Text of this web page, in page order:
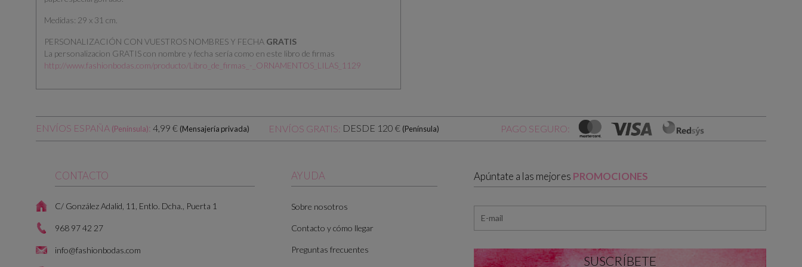
Medidas: 29 x 31 cm.
PERSONALIZACIÓN CON VUESTROS NOMBRES Y FECHA GRATIS
La personalizacion GRATIS con nombre y fecha sería como en este libro de firmas
http://www.fashionbodas.com/producto/Libro_de_firmas_-_ORNAMENTOS_LILAS_1129
ENVÍOS ESPAÑA (Península): 4,99 € (Mensajería privada) ENVÍOS GRATIS: DESDE 120 € (Península) PAGO SEGURO:
CONTACTO
C/ González Adalid, 11, Entlo. Dcha., Puerta 1
968 97 42 27
info@fashionbodas.com
AYUDA
Sobre nosotros
Contacto y cómo llegar
Preguntas frecuentes
Apúntate a las mejores PROMOCIONES